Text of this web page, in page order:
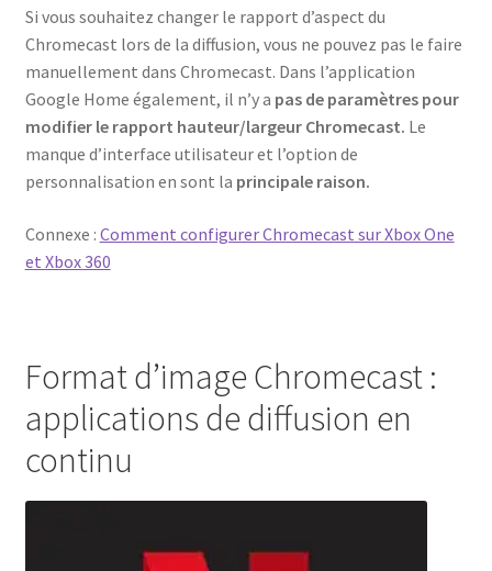
Si vous souhaitez changer le rapport d’aspect du
Chromecast lors de la diffusion, vous ne pouvez pas le faire
manuellement dans Chromecast. Dans l’application
Google Home également, il n’y a pas de paramètres pour
modifier le rapport hauteur/largeur Chromecast. Le
manque d’interface utilisateur et l’option de
personnalisation en sont la principale raison.
Connexe : Comment configurer Chromecast sur Xbox One
et Xbox 360
Format d’image Chromecast :
applications de diffusion en
continu